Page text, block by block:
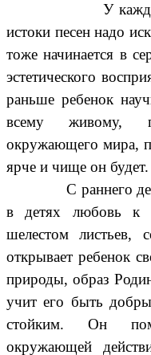
У каждой
истоки песен надо
тоже начинается в
эстетического
раньше ребенок
всему живому,
окружающего мира,
ярче и чище он будет.
С раннего
в детях любовь к
шелестом листьев,
открывает ребенок
природы, образ
учит его быть
стойким. Он
окружающей